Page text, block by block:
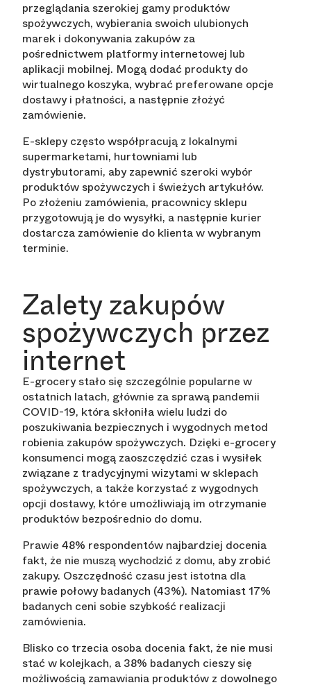
przeglądania szerokiej gamy produktów
spożywczych, wybierania swoich ulubionych
marek i dokonywania zakupów za
pośrednictwem platformy internetowej lub
aplikacji mobilnej. Mogą dodać produkty do
wirtualnego koszyka, wybrać preferowane opcje
dostawy i płatności, a następnie złożyć
zamówienie.
E-sklepy często współpracują z lokalnymi
supermarketami, hurtowniami lub
dystrybutorami, aby zapewnić szeroki wybór
produktów spożywczych i świeżych artykułów.
Po złożeniu zamówienia, pracownicy sklepu
przygotowują je do wysyłki, a następnie kurier
dostarcza zamówienie do klienta w wybranym
terminie.
Zalety zakupów
spożywczych przez
internet
E-grocery stało się szczególnie popularne w
ostatnich latach, głównie za sprawą pandemii
COVID-19, która skłoniła wielu ludzi do
poszukiwania bezpiecznych i wygodnych metod
robienia zakupów spożywczych. Dzięki e-grocery
konsumenci mogą zaoszczędzić czas i wysiłek
związane z tradycyjnymi wizytami w sklepach
spożywczych, a także korzystać z wygodnych
opcji dostawy, które umożliwiają im otrzymanie
produktów bezpośrednio do domu.
Prawie 48% respondentów najbardziej docenia
fakt, że nie muszą wychodzić z domu, aby zrobić
zakupy. Oszczędność czasu jest istotna dla
prawie połowy badanych (43%). Natomiast 17%
badanych ceni sobie szybkość realizacji
zamówienia.
Blisko co trzecia osoba docenia fakt, że nie musi
stać w kolejkach, a 38% badanych cieszy się
możliwością zamawiania produktów z dowolnego